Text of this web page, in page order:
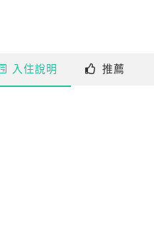
入住說明 推薦